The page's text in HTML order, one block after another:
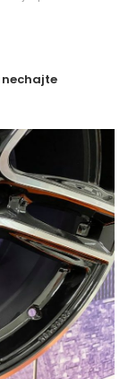
nechajte